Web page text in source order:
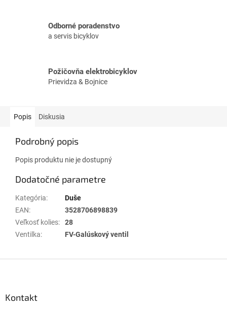
Odborné poradenstvo
a servis bicyklov
Požičovňa elektrobicyklov
Prievidza & Bojnice
Popis Diskusia
Podrobný popis
Popis produktu nie je dostupný
Dodatočné parametre
Kategória:
Duše
EAN:
3528706898839
Veľkosť kolies:
28
Ventilka: FV-Galúskový ventil
Kontakt